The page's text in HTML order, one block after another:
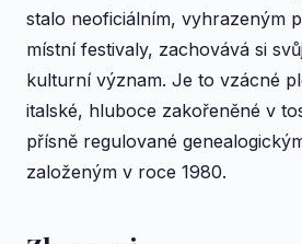
stalo neoficiálním, vyhrazeným
místní festivaly, zachovává si
kulturní význam. Je to vzácné
italské, hluboce zakořeněné v
přísně regulované
založeným v roce 1980.